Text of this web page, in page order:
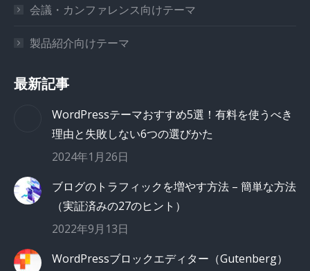
会議・カンファレンス向けテーマ
製品紹介向けテーマ
最新記事
WordPressテーマおすすめ5選！有料を使うべき
理由と失敗しない6つの選びかた
2024年1月26日
ブログのトラフィックを増やす方法 – 簡単な方法
（実証済みの27のヒント）
2022年9月13日
WordPressブロックエディター（Gutenberg）